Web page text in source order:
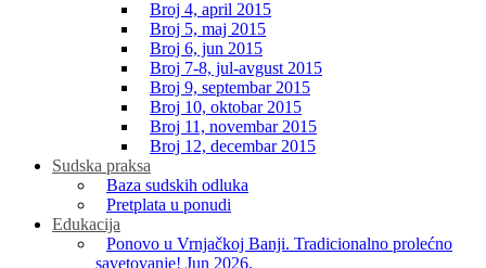
Broj 4, april 2015
Broj 5, maj 2015
Broj 6, jun 2015
Broj 7-8, jul-avgust 2015
Broj 9, septembar 2015
Broj 10, oktobar 2015
Broj 11, novembar 2015
Broj 12, decembar 2015
Sudska praksa
Baza sudskih odluka
Pretplata u ponudi
Edukacija
Ponovo u Vrnjačkoj Banji. Tradicionalno prolećno
savetovanje! Jun 2026.